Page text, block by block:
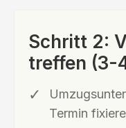
Schritt 2:
treffen (3-
Termin